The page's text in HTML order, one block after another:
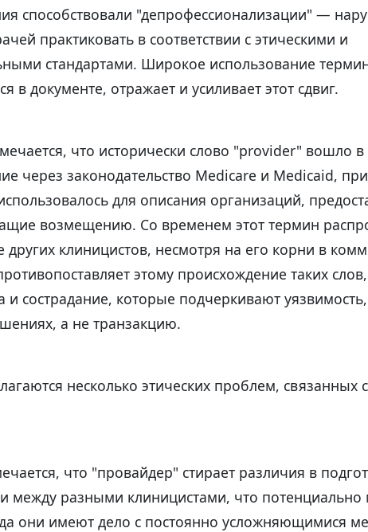
способствовали "депрофессионализации" —
практиковать в соответствии с этическими и
стандартами. Широкое использование
в документе, отражает и усиливает этот сдвиг.
что исторически слово "provider" вошло в
через законодательство Medicare и Medicaid,
для описания организаций,
возмещению. Со временем этот термин
других клиницистов, несмотря на его корни в
этому происхождение таких
сострадание, которые подчеркивают
а не транзакцию.
несколько этических проблем, связанных
что "провайдер" стирает различия в
между разными клиницистами, что потенциально
они имеют дело с постоянно усложняющимися